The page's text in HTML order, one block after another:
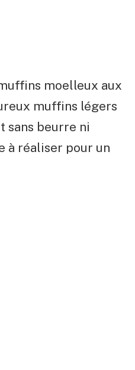
moelleux aux
muffins légers
sans beurre ni
à réaliser pour un